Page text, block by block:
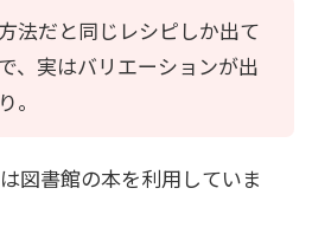
法だと同じレシピしか出て
、実はバリエーションが出
。
図書館の本を利用していま